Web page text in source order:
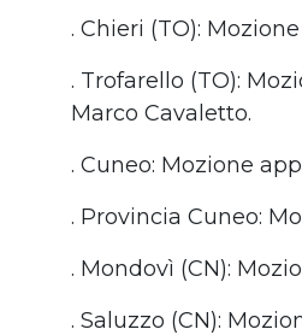
. Chieri (TO):
. Trofarello (TO):
Marco Cavaletto.
. Cuneo: Mozione
. Provincia Cuneo:
. Mondovì (CN):
. Saluzzo (CN):